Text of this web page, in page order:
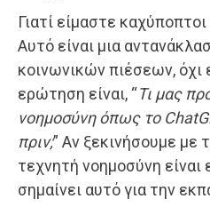
Γιατί είμαστε
Αυτό είναι μια
κοινωνικών πιέσεων,
ερώτηση είναι, “Τι μας
νοημοσύνη όπως το
πριν;” Αν ξεκινήσουμε με
τεχνητή νοημοσύνη είναι
σημαίνει αυτό για την